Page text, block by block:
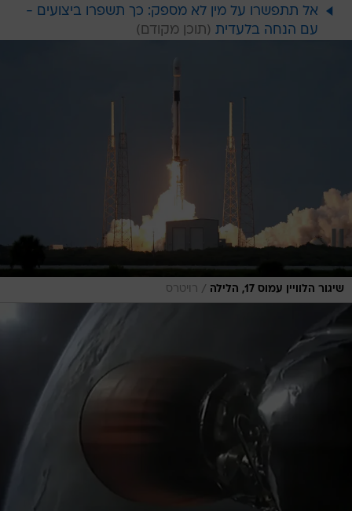
אל תתפשרו על מין לא מספק: כך תשפרו ביצועים -
עם הנחה בלעדית
שיגור הלוויין עמוס 17, הלילה / רויטרס